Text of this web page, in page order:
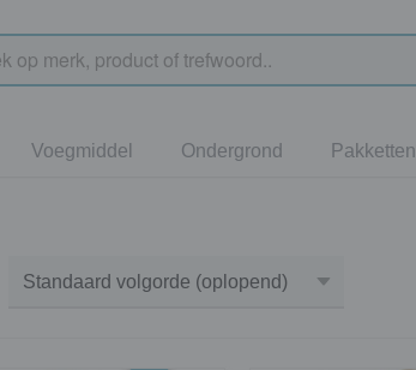
Voegmiddel Ondergrond Pakketten